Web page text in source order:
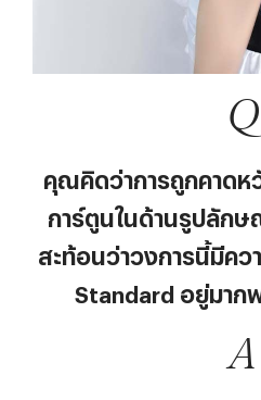
Q
คุณคิดว่าการถูกคาดห
การ์ตูนในด้านรูปลัก
สะท้อนว่าวงการนี้มีค
Standard อยู่มาก
A